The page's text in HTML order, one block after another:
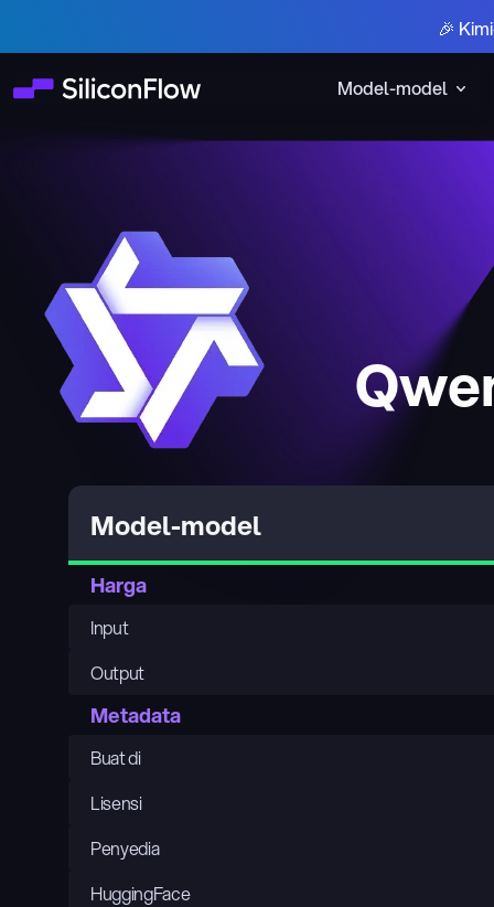
Model-model
🎉
Model-model
Harga
Input
Output
Metadata
Buat di
Lisensi
Penyedia
HuggingFace